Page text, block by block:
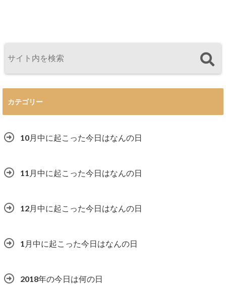
カテゴリー
10月中に起こった今日はなんの日
11月中に起こった今日はなんの日
12月中に起こった今日はなんの日
1月中に起こった今日はなんの日
2018年の今日は何の日